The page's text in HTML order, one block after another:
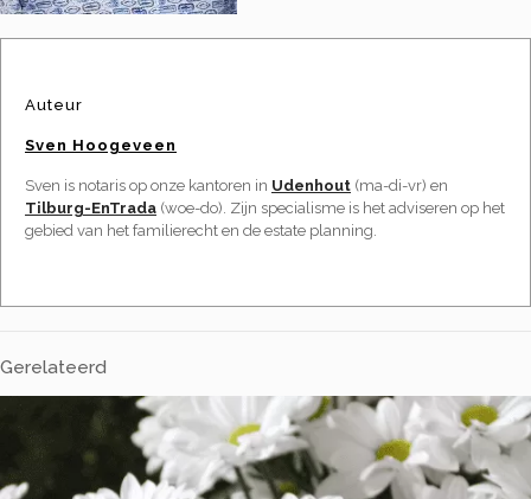
Auteur
Sven Hoogeveen
Sven is notaris op onze kantoren in Udenhout (ma-di-vr) en
Tilburg-EnTrada (woe-do). Zijn specialisme is het adviseren op het
gebied van het familierecht en de estate planning.
Gerelateerd